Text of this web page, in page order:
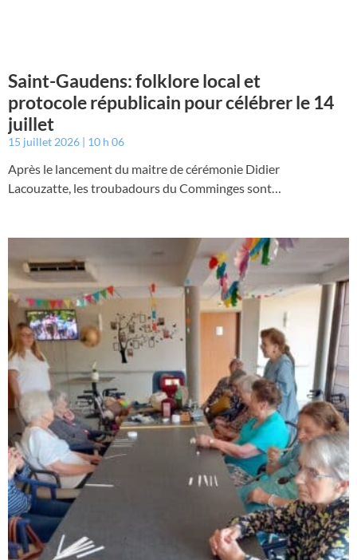
Saint-Gaudens: folklore local et
protocole républicain pour célébrer le 14
juillet
15 juillet 2026 10 h 06
Après le lancement du maitre de cérémonie Didier
Lacouzatte, les troubadours du Comminges sont…